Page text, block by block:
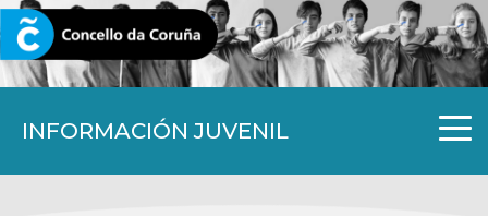
INFORMACIÓN JUVENIL
CORUNA.GAL